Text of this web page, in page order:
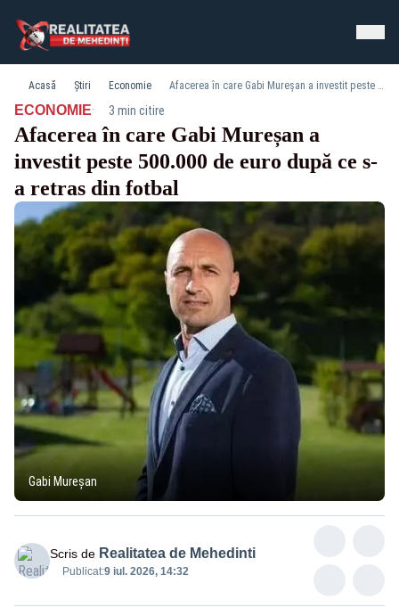
Acasă Știri Economie Afacerea în care Gabi Mureșan a investit peste 500.000 de euro după ce s-a retras din fotbal
ECONOMIE· 3 min citire
Afacerea în care Gabi Mureșan a
investit peste 500.000 de euro după ce s-
a retras din fotbal
Gabi Mureșan
Scris de Realitatea de Mehedinti
Publicat:9 iul. 2026, 14:32